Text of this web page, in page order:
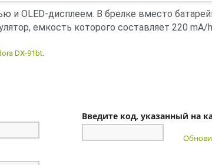
и OLED-дисплеем. В брелке вместо
емкость которого составляет 220 mA/
DX-91bt.
Введите код, указанный на